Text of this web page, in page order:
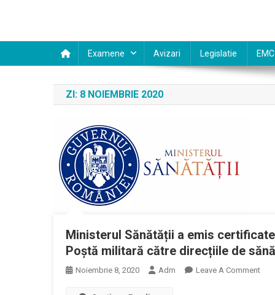
Examene Avizari Legislatie EMC
ZI: 8 NOIEMBRIE 2020
Ministerul Sănătății a emis
Poștă militară către direcțiile de
Noiembrie 8, 2020 Adm Leave A CommentOn